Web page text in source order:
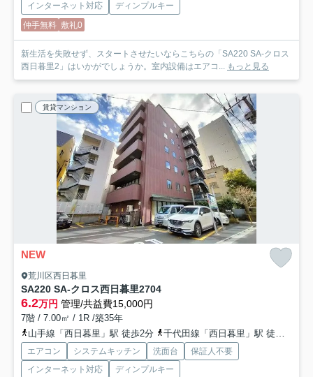
インターネット対応
ディンプルキー
仲手無料 敷礼0
新生活を失敗せず、スタートさせたいならこちらの「SA220 SA-クロス
西日暮里2」はいかがでしょうか。室内設備はエアコ... もっと見る
賃貸マンション
NEW
荒川区西日暮里
SA220 SA-クロス西日暮里2704
6.2万円 管理/共益費15,000円
7階 / 7.00㎡ / 1R /築35年
山手線「西日暮里」駅 徒歩2分
千代田線「西日暮里」駅 徒歩2分
エアコン システムキッチン 洗面台
保証人不要
インターネット対応
ディンプルキー